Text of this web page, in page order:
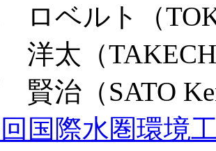
ロベルト（
洋太（
賢治（SATO
国際水圏環境